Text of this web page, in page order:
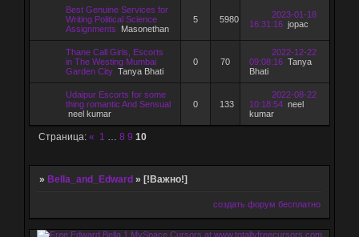
Best Genuine Services for
Writing Political Science
Assignments
Masonethan
5 5980
2023-01-18
16:31:16 jopac
Thane Call Girls, Escorts
in The Westing Mumbai
Garden City Tanya Bhati
0 70
2022-12-22
09:08:16 Tanya
Bhati
Udaipur Escorts for some
thing romantic And Sensual
neel kumar
0 133
2022-08-22
10:18:54 neel
kumar
Страница: « 1 … 8 9 10
» Bella_and_Edward » [!Важно!]
создать форум бесплатно